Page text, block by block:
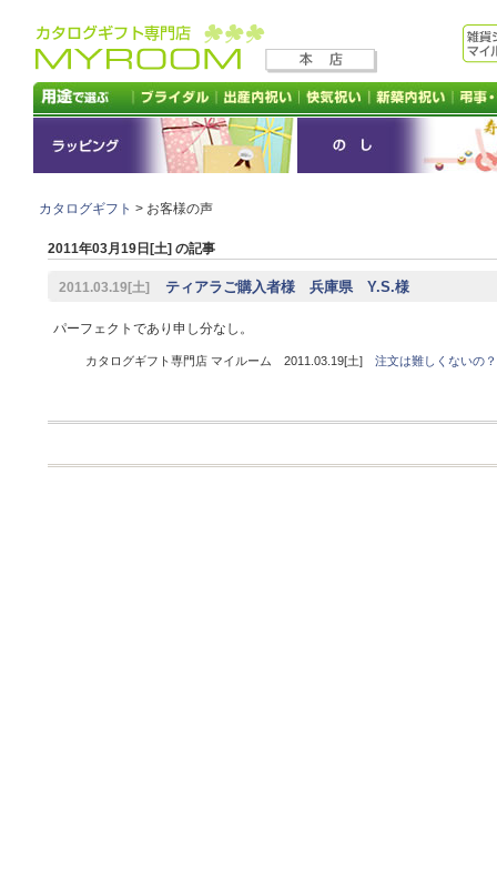
カタログギフト > お客様の声
2011年03月19日[土] の記事
2011.03.19[土] ティアラご購入者様 兵庫県 Y.S.様
パーフェクトであり申し分なし。
カタログギフト専門店 マイルーム 2011.03.19[土] 注文は難しくないの？